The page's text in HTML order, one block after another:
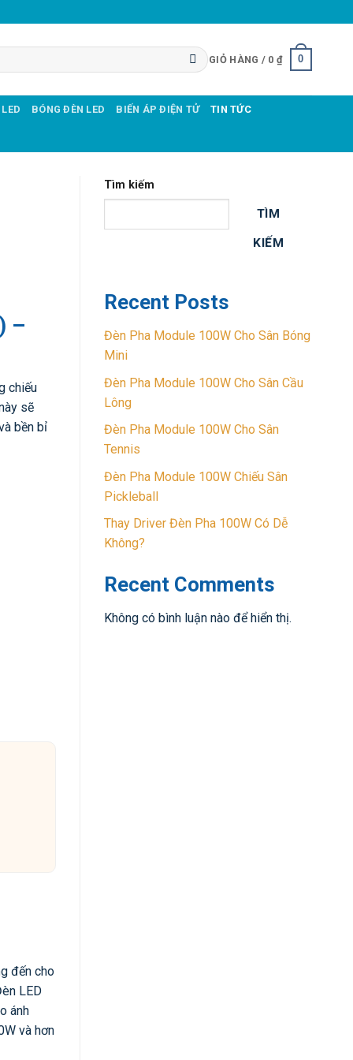
GIỎ HÀNG / 0 ₫ 0
BÓNG ĐÈN LED BIẾN ÁP ĐIỆN TỬ TIN TỨC
–
chiếu
sẽ
bền bỉ
đến cho
LED
ánh
và hơn
Tìm kiếm
TÌM
KIẾM
Recent Posts
Đèn Pha Module 100W Cho Sân Bóng
Mini
Đèn Pha Module 100W Cho Sân Cầu
Lông
Đèn Pha Module 100W Cho Sân
Tennis
Đèn Pha Module 100W Chiếu Sân
Pickleball
Thay Driver Đèn Pha 100W Có Dễ
Không?
Recent Comments
Không có bình luận nào để hiển thị.